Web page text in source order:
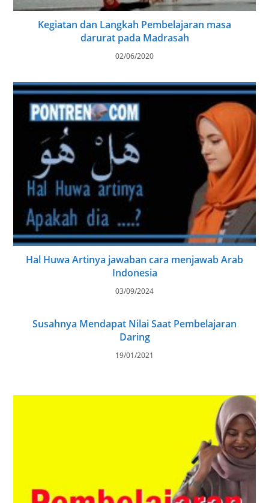
Kegiatan dan Langkah Pembelajaran masa
darurat pada Madrasah
02/06/2020
Hal Huwa Artinya jawaban cara menjawab Arab
Indonesia
03/09/2024
Susahnya Mendapat Nilai Saat Pembelajaran
Daring
19/01/2021